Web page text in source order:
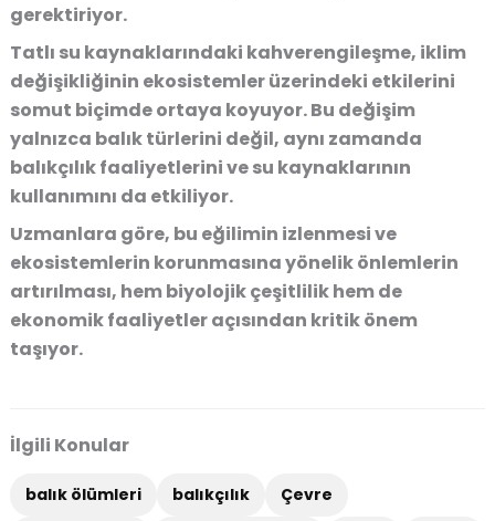
gerektiriyor.
Tatlı su kaynaklarındaki kahverengileşme, iklim
değişikliğinin ekosistemler üzerindeki etkilerini
somut biçimde ortaya koyuyor. Bu değişim
yalnızca balık türlerini değil, aynı zamanda
balıkçılık faaliyetlerini ve su kaynaklarının
kullanımını da etkiliyor.
Uzmanlara göre, bu eğilimin izlenmesi ve
ekosistemlerin korunmasına yönelik önlemlerin
artırılması, hem biyolojik çeşitlilik hem de
ekonomik faaliyetler açısından kritik önem
taşıyor.
İlgili Konular
balık ölümleri balıkçılık
Çevre